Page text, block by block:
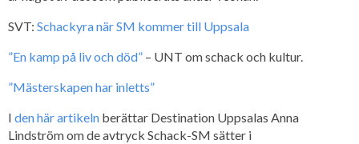
SVT: Schackyra när SM kommer till Uppsala
”En kamp på liv och död” – UNT om schack och kultur.
”Mästerskapen har inletts”
I den här artikeln berättar Destination Uppsalas Anna
Lindström om de avtryck Schack-SM sätter i